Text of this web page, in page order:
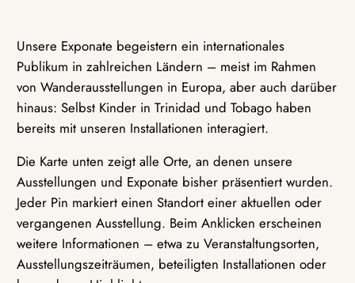
Unsere Exponate begeistern ein internationales
Publikum in zahlreichen Ländern – meist im Rahmen
von Wanderausstellungen in Europa, aber auch darüber
hinaus: Selbst Kinder in Trinidad und Tobago haben
bereits mit unseren Installationen interagiert.
Die Karte unten zeigt alle Orte, an denen unsere
Ausstellungen und Exponate bisher präsentiert wurden.
Jeder Pin markiert einen Standort einer aktuellen oder
vergangenen Ausstellung. Beim Anklicken erscheinen
weitere Informationen – etwa zu Veranstaltungsorten,
Ausstellungszeiträumen, beteiligten Installationen oder